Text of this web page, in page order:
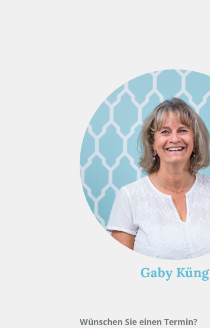
Gaby Küng
Wünschen Sie einen Termin?